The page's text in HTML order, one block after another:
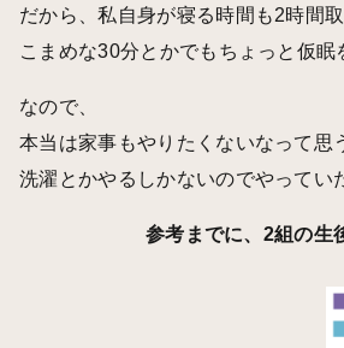
だから、私自身が寝る時間も2時間
こまめな30分とかでもちょっと仮眠
なので、
本当は家事もやりたくないなって思
洗濯とかやるしかないのでやってい
参考までに、2組の生